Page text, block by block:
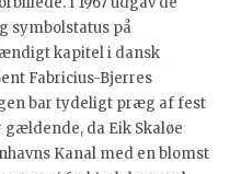
symbolstatus på
kapitel i dansk
Fabricius-Bjerres
bar tydeligt præg af fest
da Eik Skaløe
Kanal med en blomst